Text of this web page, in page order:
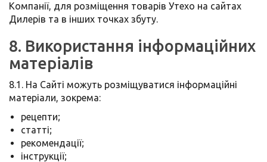
Компанії, для розміщення товарів Утехо на сайтах
Дилерів та в інших точках збуту.
8. Використання інформаційних
матеріалів
8.1. На Сайті можуть розміщуватися інформаційні
матеріали, зокрема:
рецепти;
статті;
рекомендації;
інструкції;